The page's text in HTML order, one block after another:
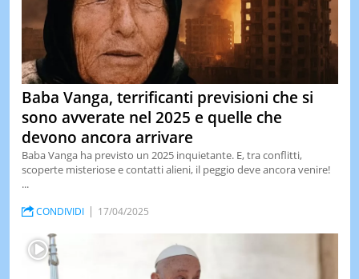
Baba Vanga, terrificanti previsioni che si
sono avverate nel 2025 e quelle che
devono ancora arrivare
Baba Vanga ha previsto un 2025 inquietante. E, tra conflitti,
scoperte misteriose e contatti alieni, il peggio deve ancora venire!
...
CONDIVIDI 17/04/2025